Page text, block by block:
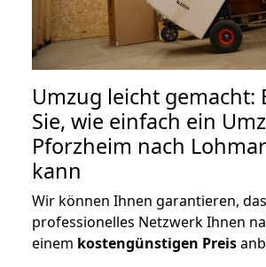
Umzug leicht gemacht:
Sie, wie einfach ein
Pforzheim nach
kann
Wir können Ihnen garantieren,
professionelles Netzwerk Ihnen
einem kostengünstigen Preis